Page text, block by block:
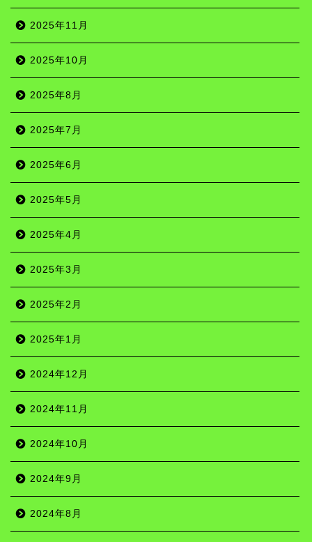
2025年11月
2025年10月
2025年8月
2025年7月
2025年6月
2025年5月
2025年4月
2025年3月
2025年2月
2025年1月
2024年12月
2024年11月
2024年10月
2024年9月
2024年8月